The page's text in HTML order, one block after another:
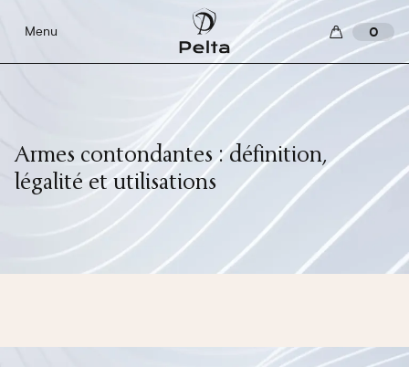
Menu 0
Armes contondantes : définition,
légalité et utilisations